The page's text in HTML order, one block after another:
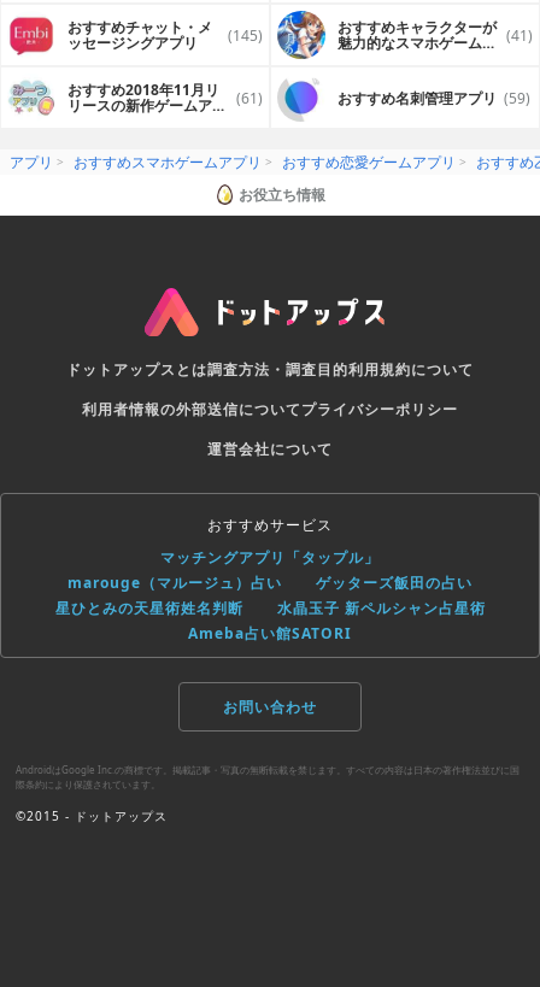
おすすめチャット・メ
ッセージングアプリ (145) おすすめキャラクターが
魅力的なスマホゲームア (41)
おすすめ2018年11月リ
リースの新作ゲームアプ (61) おすすめ名刺管理アプリ (59)
アプリ おすすめスマホゲームアプリ おすすめ恋愛ゲームアプリ
おすすめ
お役立ち情報
ドットアップスとは調査方法・調査目的利用規約について
利用者情報の外部送信についてプライバシーポリシー
運営会社について
おすすめサービス
マッチングアプリ「タップル」
marouge（マルージュ）占い
ゲッターズ飯田の占い
星ひとみの天星術姓名判断
水晶玉子 新ペルシャン占星術
Ameba占い館SATORI
お問い合わせ
AndroidはGoogle Inc.の商標です。掲載記事・写真の無断転載を禁じます。すべての内容は日本の著作権法並びに国
際条約により保護されています。
©2015 - ドットアップス